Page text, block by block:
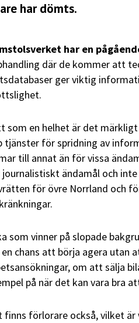
har dömts.
har en
där de kommer att
ger viktig
som en helhet är det
tjänster för spridning av
till annat än för vissa
ändamål och
för övre Norrland och
som vinner på slopade
chans att börja agera utan
om att sälja
på när det kan vara bra
finns förlorare också, vilket